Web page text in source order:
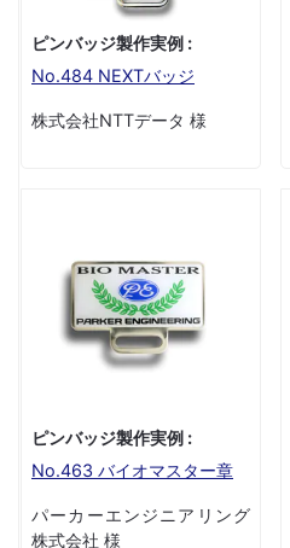
ピンバッジ製作実例 :
No.484 NEXTバッジ
株式会社NTTデータ 様
ピンバッジ製作実例 :
No.463 バイオマスター章
パーカーエンジニアリング
株式会社 様